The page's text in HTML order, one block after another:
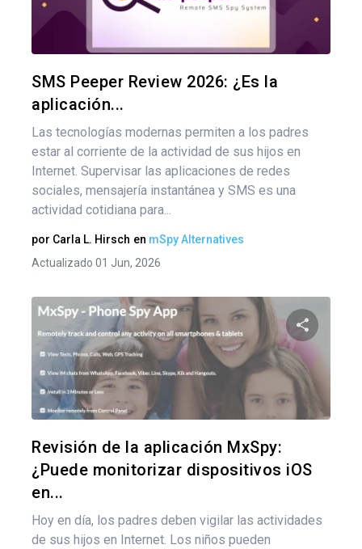
SMS Peeper Review 2026: ¿Es la
aplicación...
Las tecnologías modernas permiten a los padres
estar al corriente de la actividad de sus hijos en
Internet. Supervisar las aplicaciones de redes
sociales, mensajería instantánea y SMS es una
actividad cotidiana para...
por Carla L. Hirsch en mSpy Alternatives
Actualizado 01 Jun, 2026
Revisión de la aplicación MxSpy:
¿Puede monitorizar dispositivos iOS
en...
Hoy en día, los padres deben vigilar las actividades
de sus hijos en Internet. Los niños pueden